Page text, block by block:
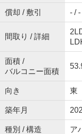
償却 / 敷引 - / -
間取り / 詳細
面積 /
バルコニー面積
向き 東
築年月
種別 / 構造 ア